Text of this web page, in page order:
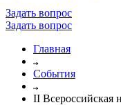
Задать вопрос
Задать вопрос
Главная
События
II Всероссийская